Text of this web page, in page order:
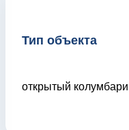
Тип объекта
открытый